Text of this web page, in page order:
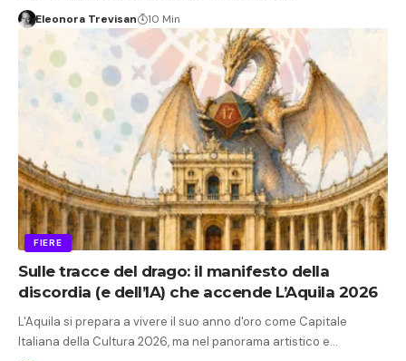
Eleonora Trevisan 10 Min
FIERE
Sulle tracce del drago: il manifesto della
discordia (e dell’IA) che accende L’Aquila 2026
L'Aquila si prepara a vivere il suo anno d'oro come Capitale
Italiana della Cultura 2026, ma nel panorama artistico e…